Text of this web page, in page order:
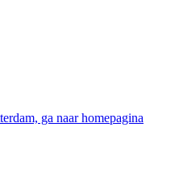
ga naar homepagina